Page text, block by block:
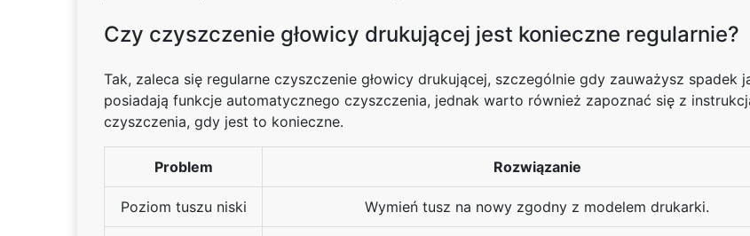
Czy czyszczenie głowicy drukującej jest konieczne regularnie?
Tak, zaleca się regularne czyszczenie głowicy drukującej, szczególnie gdy zauważysz spadek
posiadają funkcje automatycznego czyszczenia, jednak warto również zapoznać się z
czyszczenia, gdy jest to konieczne.
Problem Rozwiązanie
Poziom tuszu niski Wymień tusz na nowy zgodny z modelem drukarki.